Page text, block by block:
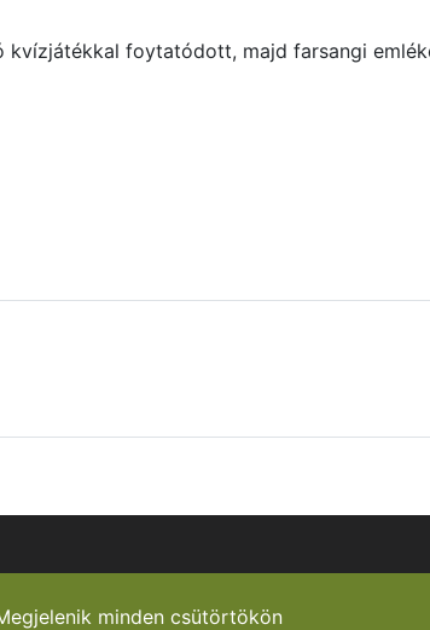
kvízjátékkal foytatódott, majd farsangi
minden csütörtökön